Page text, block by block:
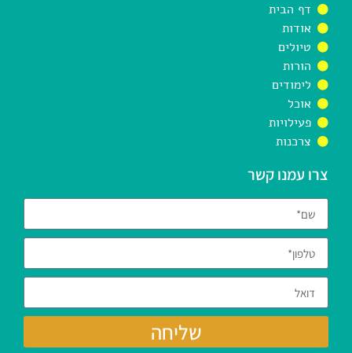
דף הבית
אודות
טיולים
הורות
לימודים
אוכל
פעילויות
צרכנות
צרו עמנו קשר
שליחה